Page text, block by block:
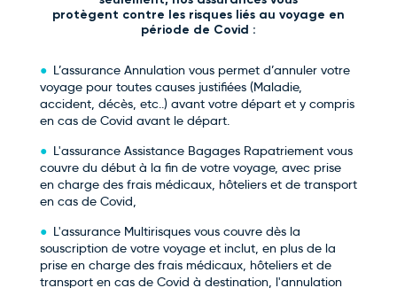
protègent contre les risques liés au voyage en
période de Covid :
L’assurance Annulation vous permet d’annuler votre
voyage pour toutes causes justifiées (Maladie,
accident, décès, etc..) avant votre départ et y compris
en cas de Covid avant le départ.
L'assurance Assistance Bagages Rapatriement vous
couvre du début à la fin de votre voyage, avec prise
en charge des frais médicaux, hôteliers et de transport
en cas de Covid,
L'assurance Multirisques vous couvre dès la
souscription de votre voyage et inclut, en plus de la
prise en charge des frais médicaux, hôteliers et de
transport en cas de Covid à destination, l'annulation